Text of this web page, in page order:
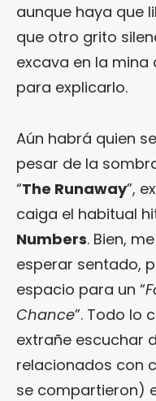
aunque haya que
que otro grito
excava en la mina
para explicarlo.
Aún habrá quien
pesar de la
“The Runaway”,
caiga el habitual
Numbers. Bien,
esperar sentado,
espacio para un “
Chance”. Todo lo
extrañe escuchar
relacionados con
se compartieron)